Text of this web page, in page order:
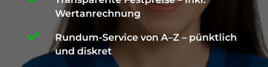
Wertanrechnung

Rundum-Service von A–Z – pünktlich
und diskret